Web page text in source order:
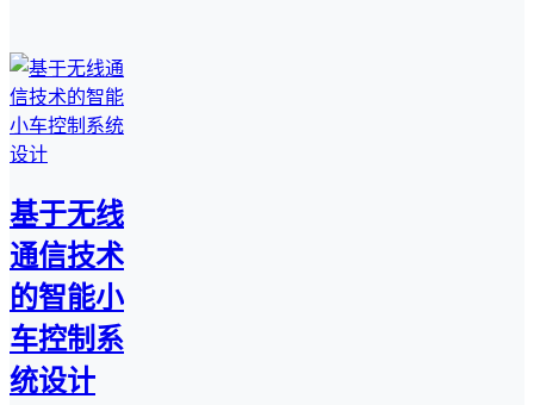
基于无线
通信技术
的智能小
车控制系
统设计